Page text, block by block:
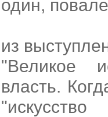
один,
из
"Великое
власть.